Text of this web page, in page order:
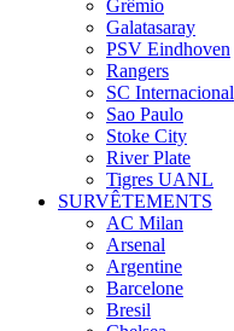
Grêmio
Galatasaray
PSV Eindhoven
Rangers
SC Internacional
Sao Paulo
Stoke City
River Plate
Tigres UANL
SURVÊTEMENTS
AC Milan
Arsenal
Argentine
Barcelone
Bresil